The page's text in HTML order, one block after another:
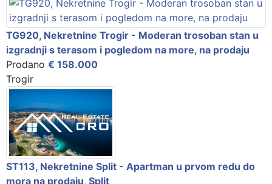
TG920, Nekretnine Trogir - Moderan trosoban stan u
izgradnji s terasom i pogledom na more, na prodaju
Prodano € 158.000
Trogir
ST113, Nekretnine Split - Apartman u prvom redu do
mora na prodaju, Split